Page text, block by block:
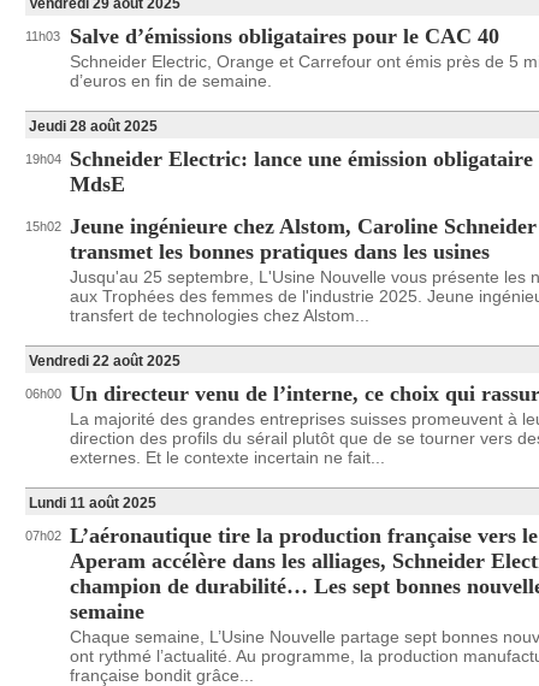
Vendredi 29 août 2025
11h03 Salve d’émissions obligataires pour le CAC 40
Schneider Electric, Orange et Carrefour ont émis près de 5
d’euros en fin de semaine.
Jeudi 28 août 2025
19h04
Schneider Electric: lance une émission obligataire
MdsE
15h02 Jeune ingénieure chez Alstom, Caroline Schneider
transmet les bonnes pratiques dans les usines
Jusqu'au 25 septembre, L'Usine Nouvelle vous présente les
aux Trophées des femmes de l'industrie 2025. Jeune
transfert de technologies chez Alstom...
Vendredi 22 août 2025
06h00 Un directeur venu de l’interne, ce choix qui
La majorité des grandes entreprises suisses promeuvent à
direction des profils du sérail plutôt que de se tourner vers
externes. Et le contexte incertain ne fait...
Lundi 11 août 2025
07h02 L’aéronautique tire la production française vers
Aperam accélère dans les alliages, Schneider
champion de durabilité… Les sept bonnes
semaine
Chaque semaine, L’Usine Nouvelle partage sept bonnes
ont rythmé l’actualité. Au programme, la production
française bondit grâce...